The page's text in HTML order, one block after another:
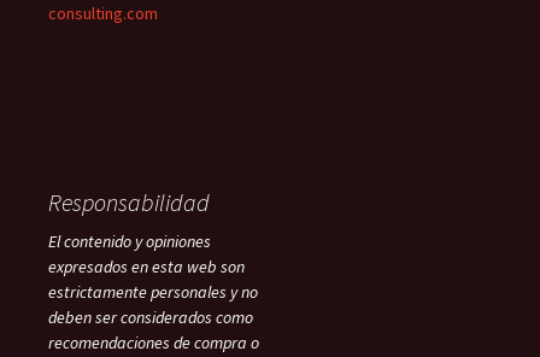
consulting.com
Responsabilidad
El contenido y opiniones
expresados en esta web son
estrictamente personales y no
deben ser considerados como
recomendaciones de compra o